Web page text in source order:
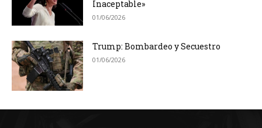
Inaceptable»
01/06/2026
Trump: Bombardeo y Secuestro
01/06/2026